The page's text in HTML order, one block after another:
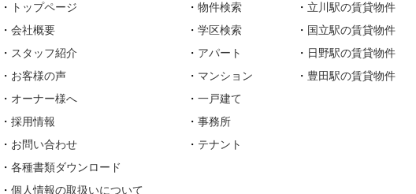
・
トップページ
・ 会社概要
・ スタッフ紹介
・ お客様の声
・ オーナー様へ
・ 採用情報
・ お問い合わせ
・ 各種書類ダウンロード
・ 個人情報の取扱いについて
・ 物件検索
・ 学区検索
・ アパート
・ マンション
・ 一戸建て
・ 事務所
・ テナント
・ 立川駅の賃貸物件
・ 国立駅の賃貸物件
・ 日野駅の賃貸物件
・ 豊田駅の賃貸物件